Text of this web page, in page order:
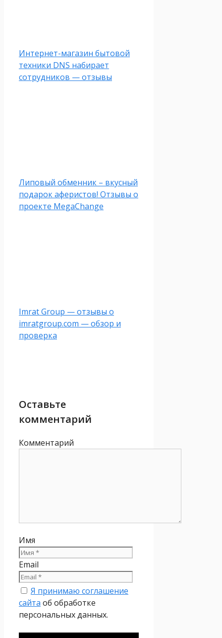
Интернет-магазин бытовой
техники DNS набирает
сотрудников — отзывы
Липовый обменник – вкусный
подарок аферистов! Отзывы о
проекте MegaChange
Imrat Group — отзывы о
imratgroup.com — обзор и
проверка
Оставьте
комментарий
Комментарий
Имя
Email
Я принимаю соглашение
сайта об обработке
персональных данных.